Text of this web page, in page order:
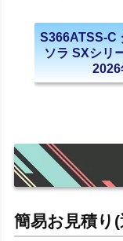
S366ATSS-C
ソラ SXシリ
2026